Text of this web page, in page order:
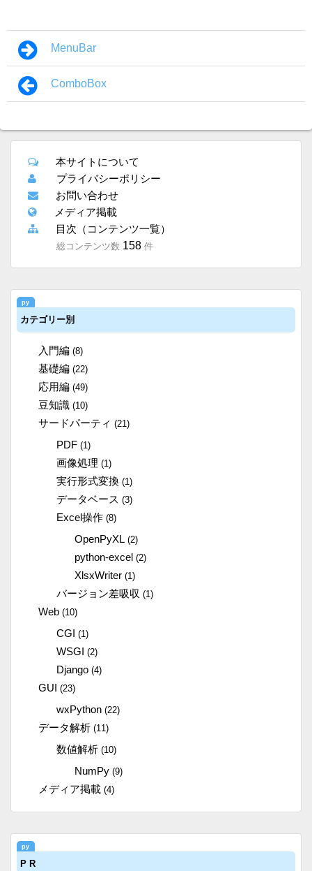
MenuBar
ComboBox
本サイトについて
プライバシーポリシー
お問い合わせ
メディア掲載
目次（コンテンツ一覧）
総コンテンツ数 158 件
カテゴリー別
入門編 (8)
基礎編 (22)
応用編 (49)
豆知識 (10)
サードパーティ (21)
PDF (1)
画像処理 (1)
実行形式変換 (1)
データベース (3)
Excel操作 (8)
OpenPyXL (2)
python-excel (2)
XlsxWriter (1)
バージョン差吸収 (1)
Web (10)
CGI (1)
WSGI (2)
Django (4)
GUI (23)
wxPython (22)
データ解析 (11)
数値解析 (10)
NumPy (9)
メディア掲載 (4)
P R